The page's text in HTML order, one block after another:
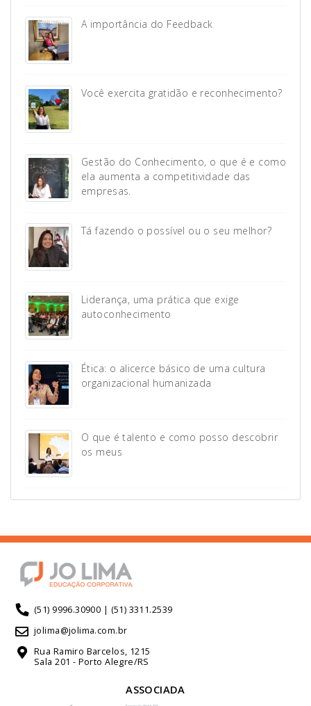
A importância do Feedback
Você exercita gratidão e reconhecimento?
Gestão do Conhecimento, o que é e como
ela aumenta a competitividade das
empresas.
Tá fazendo o possível ou o seu melhor?
Liderança, uma prática que exige
autoconhecimento
Ética: o alicerce básico de uma cultura
organizacional humanizada
O que é talento e como posso descobrir
os meus
(51) 9996.30900 | (51) 3311.2539
jolima@jolima.com.br
Rua Ramiro Barcelos, 1215
Sala 201 - Porto Alegre/RS
ASSOCIADA